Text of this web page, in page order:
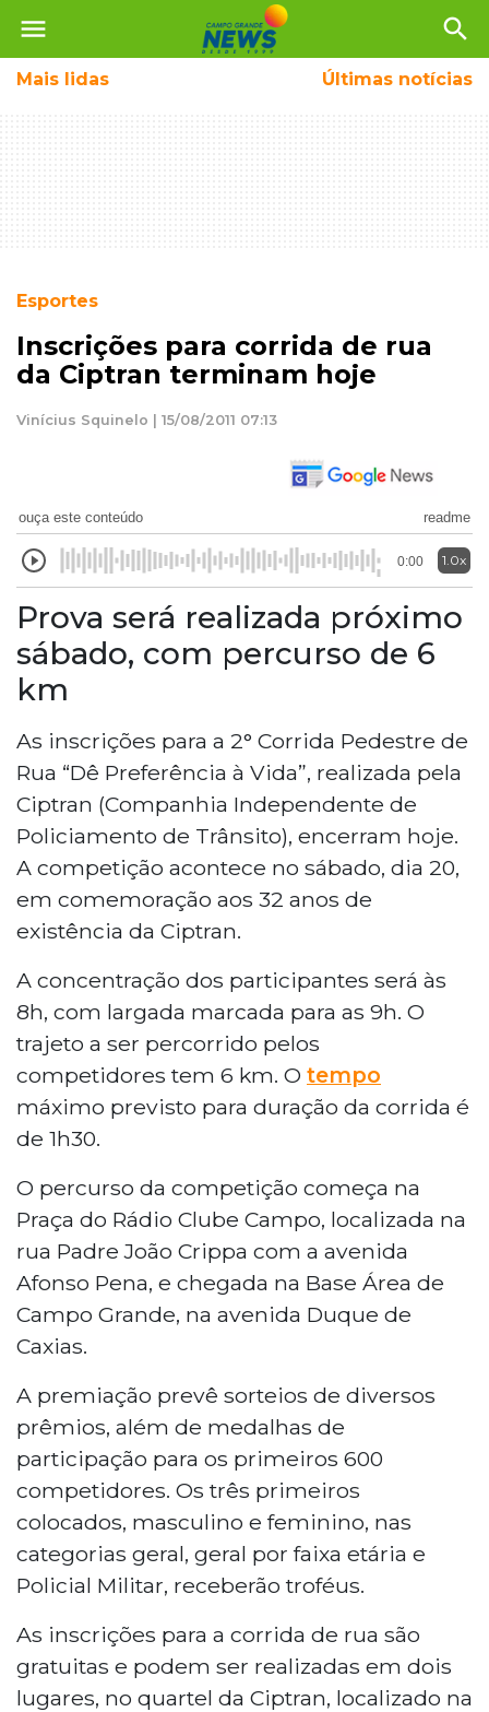
menu search
Mais lidas Últimas notícias
Esportes
Inscrições para corrida de rua
da Ciptran terminam hoje
Vinícius Squinelo | 15/08/2011 07:13
ouça este conteúdo readme
0:00 1.0x
Prova será realizada próximo
sábado, com percurso de 6
km
As inscrições para a 2° Corrida Pedestre de
Rua “Dê Preferência à Vida”, realizada pela
Ciptran (Companhia Independente de
Policiamento de Trânsito), encerram hoje.
A competição acontece no sábado, dia 20,
em comemoração aos 32 anos de
existência da Ciptran.
A concentração dos participantes será às
8h, com largada marcada para as 9h. O
trajeto a ser percorrido pelos
competidores tem 6 km. O tempo
máximo previsto para duração da corrida é
de 1h30.
O percurso da competição começa na
Praça do Rádio Clube Campo, localizada na
rua Padre João Crippa com a avenida
Afonso Pena, e chegada na Base Área de
Campo Grande, na avenida Duque de
Caxias.
A premiação prevê sorteios de diversos
prêmios, além de medalhas de
participação para os primeiros 600
competidores. Os três primeiros
colocados, masculino e feminino, nas
categorias geral, geral por faixa etária e
Policial Militar, receberão troféus.
As inscrições para a corrida de rua são
gratuitas e podem ser realizadas em dois
lugares, no quartel da Ciptran, localizado na